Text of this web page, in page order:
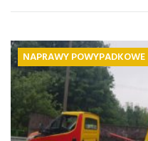
NAPRAWY POWYPADKOWE